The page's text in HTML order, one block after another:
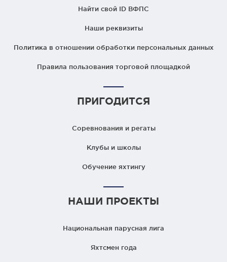
Найти свой ID ВФПС
Наши реквизиты
Политика в отношении обработки персональных данных
Правила пользования торговой площадкой
ПРИГОДИТСЯ
Соревнования и регаты
Клубы и школы
Обучение яхтингу
НАШИ ПРОЕКТЫ
Национальная парусная лига
Яхтсмен года